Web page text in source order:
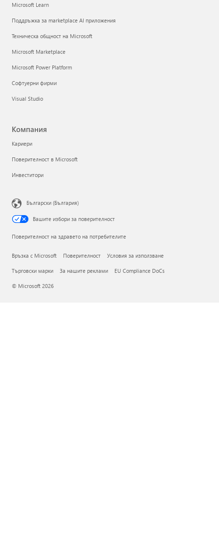
Microsoft Learn
Поддръжка за marketplace AI приложения
Техническа общност на Microsoft
Microsoft Marketplace
Microsoft Power Platform
Софтуерни фирми
Visual Studio
Компания
Кариери
Поверителност в Microsoft
Инвеститори
Български (България)
Вашите избори за поверителност
Поверителност на здравето на потребителите
Връзка с Microsoft Поверителност Условия за използване
Търговски марки За нашите реклами EU Compliance DoCs
© Microsoft 2026